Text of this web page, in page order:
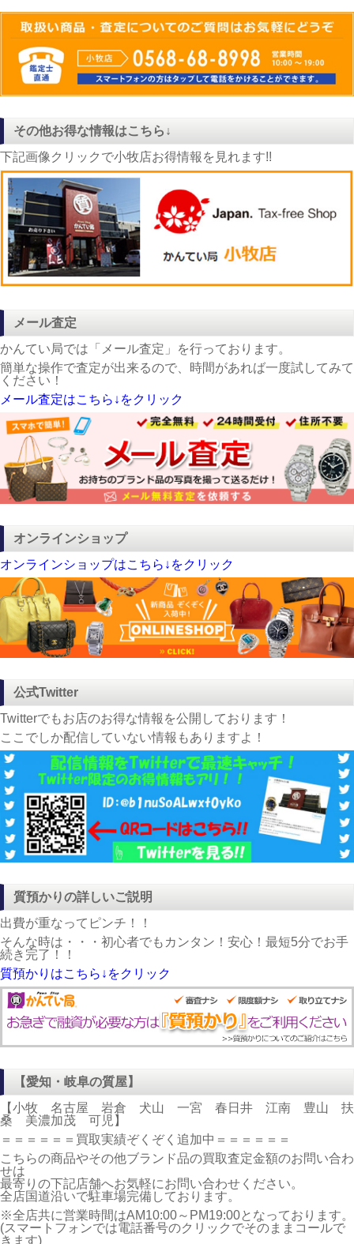
その他お得な情報はこちら↓
下記画像クリックで小牧店お得情報を見れます!!
メール査定
かんてい局では「メール査定」を行っております。
簡単な操作で査定が出来るので、時間があれば一度試してみて
ください！
メール査定はこちら↓をクリック
オンラインショップ
オンラインショップはこちら↓をクリック
公式Twitter
Twitterでもお店のお得な情報を公開しております！
ここでしか配信していない情報もありますよ！
質預かりの詳しいご説明
出費が重なってピンチ！！
そんな時は・・・初心者でもカンタン！安心！最短5分でお手
続き完了！！
質預かりはこちら↓をクリック
【愛知・岐阜の質屋】
【小牧 名古屋 岩倉 犬山 一宮 春日井 江南 豊山 扶
桑 美濃加茂 可児】
＝＝＝＝＝＝買取実績ぞくぞく追加中＝＝＝＝＝＝
こちらの商品やその他ブランド品の買取査定金額のお問い合わ
せは
最寄りの下記店舗へお気軽にお問い合わせください。
全店国道沿いで駐車場完備しております。
※全店共に営業時間はAM10:00～PM19:00となっております。
(スマートフォンでは電話番号のクリックでそのままコールで
きます)